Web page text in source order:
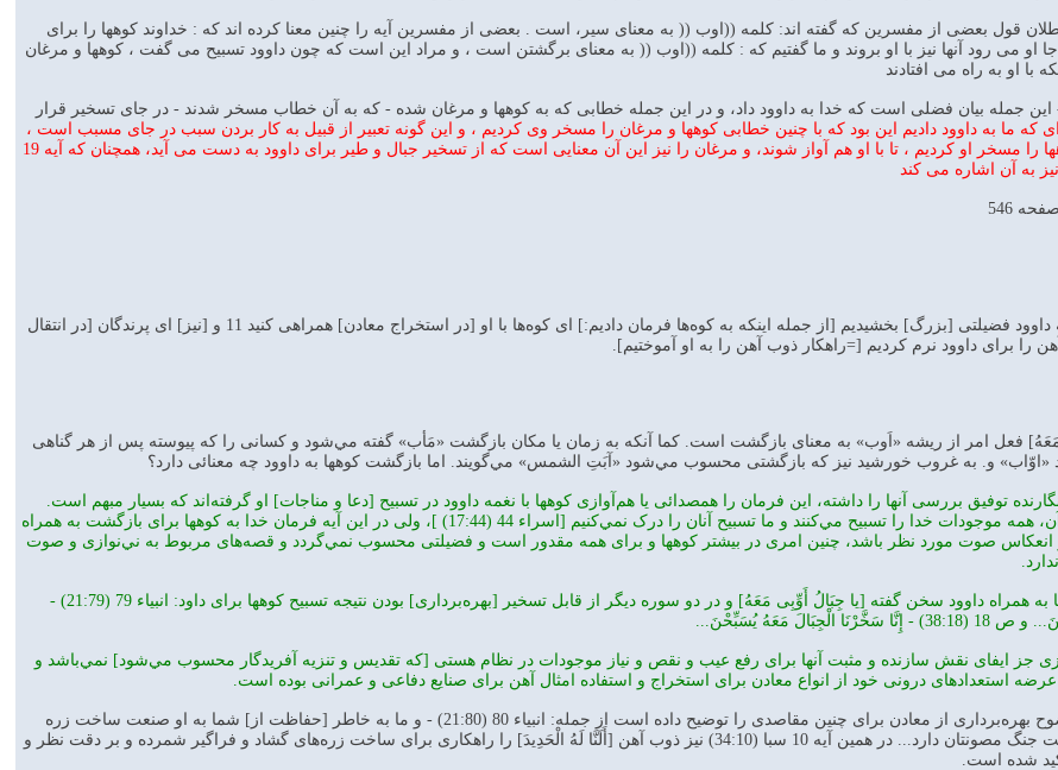
قول بعضى از مفسرين كه گفته اند: كلمه ((اوب (( به معناى سير، است . بعضى از مفسرين آيه را چنين معنا كرده اند كه : خداوند كوهها را براى
او مى رود آنها نيز با او بروند و ما گفتيم كه : كلمه ((اوب (( به معناى برگشتن است ، و مراد اين است كه چون داوود تسبيح مى گفت ، كوهها و مرغان
با او به راه مى افتادند
- اين جمله بيان فضلى است كه خدا به داوود داد، و در اين جمله خطابى كه به كوهها و مرغان شده - كه به آن خطاب مسخر شدند - در جاى تسخير قرار
كه ما به داوود داديم اين بود كه با چنين خطابى كوهها و مرغان را مسخر وى كرديم ، و اين گونه تعبير از قبيل به كار بردن سبب در جاى مسبب است ،
و معنايش اين است كه ما كوهها را مسخر او كرديم ، تا با او هم آواز شوند، و مرغان را نيز اين آن معنايى است كه از تسخير جبال و طير براى داوود به دست مى آيد، همچنان كه آيه 19
به آن اشاره مى كند
سبأ:10 و ما از جانب خويش به داوود فضيلتی [بزرگ] بخشيديم [از جمله اينکه به کوه‌ها فرمان داديم:] ای کوه‌ها با او [در استخراج معادن] همراهی کنيد 11 و [نيز] ای پرندگان [در انتقال
را برای داوود نرم کرديم [=راهکار ذوب آهن را به او آموختيم].
مَعَهُ] فعل امر از ريشه «اَوب» به معنای بازگشت است. کما آنکه به زمان يا مکان بازگشت «مَأب» گفته مي‌شود و کسانی را که پيوسته پس از هر گناهی
«اوّاب» و. به غروب خورشيد نيز که بازگشتی محسوب مي‌شود «آبَتِ الشمس» مي‌گويند. اما بازگشت کوهها به داوود چه معنائی دارد؟
توفيق بررسی آنها را داشته، اين فرمان را همصدائی يا هم‌آوازی کوهها با نغمه داوود در تسبيح [دعا و مناجات] او گرفته‌اند که بسيار مبهم است.
درست است که به تصريح قرآن، همه موجودات خدا را تسبيح مي‌کنند و ما تسبيح آنان را درک نمي‌کنيم [اسراء 44 (17:44) ]، ولی در اين آيه فرمان خدا به کوهها برای بازگشت به همراه
انعکاس صوت مورد نظر باشد، چنين امری در بيشتر کوهها و برای همه مقدور است و فضيلتی محسوب نمي‌گردد و قصه‌های مربوط به ني‌نوازی و صوت
در اين سوره از بازگشت کوهها به همراه داوود سخن گفته [يا جِبَالُ أَوِّبِی مَعَهُ] و در دو سوره ديگر از قابل تسخير [بهره‌برداری] بودن نتيجه تسبيح کوهها برای داود: انبياء 79 (21:79) -
مَعَهُ یُسَبِّحْنَ...
جز ايفای نقش سازنده و مثبت آنها برای رفع عيب و نقص و نياز موجودات در نظام هستی [که تقديس و تنزيه آفريدگار محسوب مي‌شود] نمي‌باشد و
استعدادهای درونی خود از انواع معادن برای استخراج و استفاده امثال آهن برای صنايع دفاعی و عمرانی بوده است.
در سوره‌های ديگر قرآن به وضوح بهره‌برداری از معادن برای چنين مقاصدی را توضيح داده است از جمله: انبياء 80 (21:80) - و ما به خاطر [حفاظت از] شما به او صنعت ساخت زره
[جنگی] را آموختيم تا از خشونت جنگ مصونتان دارد... در همين آيه 10 سبا (34:10) نيز ذوب آهن [أَلَنَّا لَهُ الْحَدِيدَ] را راهکاری برای ساخت زره‌های گشاد و فراگير شمرده و بر دقت نظر و
شده است.